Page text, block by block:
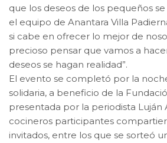
que los deseos de los pequeños
el equipo de Anantara Villa
si cabe en ofrecer lo mejor de
precioso pensar que vamos a
deseos se hagan realidad”.
El evento se completó por la
solidaria, a beneficio de la
presentada por la periodista Luján
cocineros participantes
invitados, entre los que se sorteó